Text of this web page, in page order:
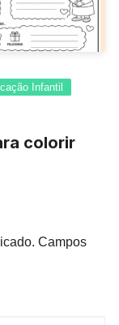
Infantil
colorir
Campos